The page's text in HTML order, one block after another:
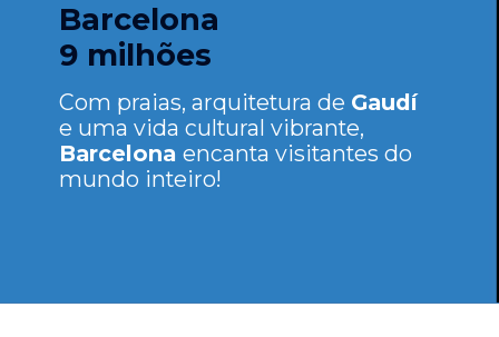
Barcelona
9 milhões
Com praias, arquitetura de Gaudí
e uma vida cultural vibrante,
Barcelonaencanta visitantes do
mundo inteiro!